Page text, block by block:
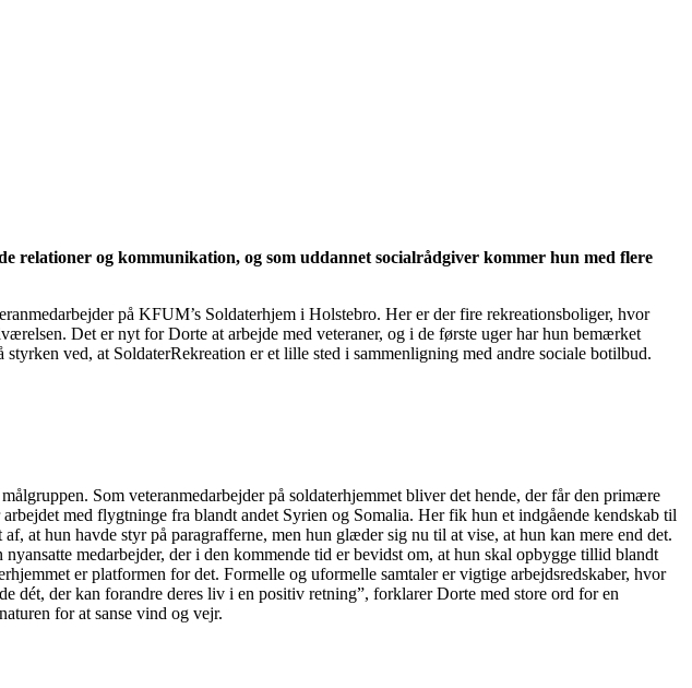
og kommunikation, og som uddannet socialrådgiver kommer hun med flere
på KFUM’s Soldaterhjem i Holstebro. Her er der fire rekreationsboliger, hvor
Det er nyt for Dorte at arbejde med veteraner, og i de første uger har hun bemærket
ved, at SoldaterRekreation er et lille sted i sammenligning med andre sociale botilbud.
Som veteranmedarbejder på soldaterhjemmet bliver det hende, der får den primære
med flygtninge fra blandt andet Syrien og Somalia. Her fik hun et indgående kendskab til
at hun havde styr på paragrafferne, men hun glæder sig nu til at vise, at hun kan mere end det.
medarbejder, der i den kommende tid er bevidst om, at hun skal opbygge tillid blandt
er platformen for det. Formelle og uformelle samtaler er vigtige arbejdsredskaber, hvor
dét, der kan forandre deres liv i en positiv retning”, forklarer Dorte med store ord for en
for at sanse vind og vejr.